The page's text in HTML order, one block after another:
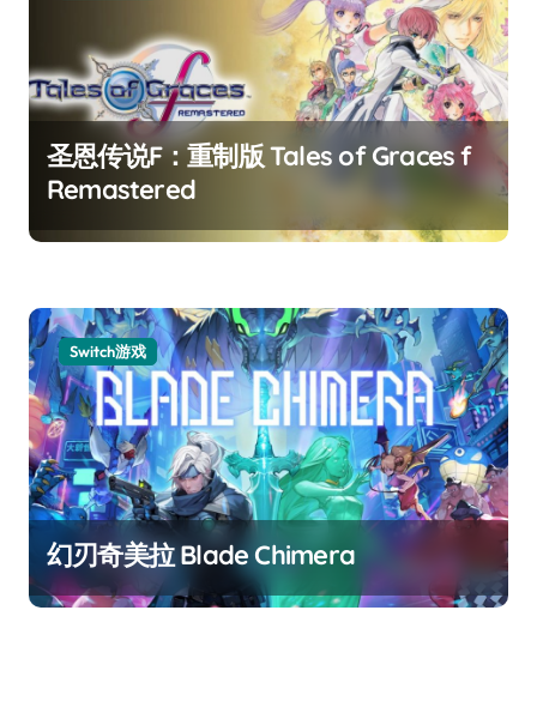
圣恩传说F：重制版 Tales of Graces f
Remastered
Switch游戏
幻刃奇美拉 Blade Chimera